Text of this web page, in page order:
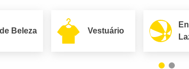
Beleza Vestuário